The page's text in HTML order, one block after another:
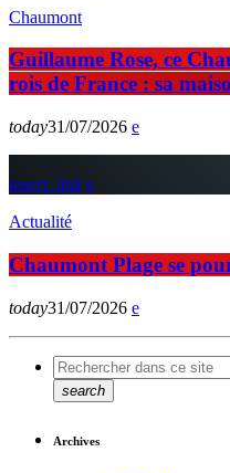
Chaumont
Guillaume Rose, ce
rois de France : sa
today31/07/2026
insert_link
Actualité
Chaumont Plage se
today31/07/2026
search
Archives